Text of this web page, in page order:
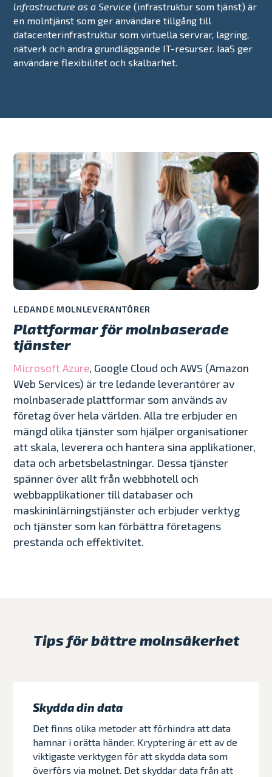
lnfrastructure as a Service (infrastruktur som tjänst) är
en molntjänst som ger användare tillgång till
datacenterinfrastruktur som virtuella servrar, lagring,
nätverk och andra grundläggande IT-resurser. IaaS ger
användare flexibilitet och skalbarhet.
LEDANDE MOLNLEVERANTÖRER
Plattformar för molnbaserade
tjänster
Microsoft Azure, Google Cloud och AWS (Amazon
Web Services) är tre ledande leverantörer av
molnbaserade plattformar som används av
företag över hela världen. Alla tre erbjuder en
mängd olika tjänster som hjälper organisationer
att skala, leverera och hantera sina applikationer,
data och arbetsbelastningar. Dessa tjänster
spänner över allt från webbhotell och
webbapplikationer till databaser och
maskininlärningstjänster och erbjuder verktyg
och tjänster som kan förbättra företagens
prestanda och effektivitet.
Tips för bättre molnsäkerhet
Skydda din data
Det finns olika metoder att förhindra att data
hamnar i orätta händer. Kryptering är ett av de
viktigaste verktygen för att skydda data som
överförs via molnet. Det skyddar data från att